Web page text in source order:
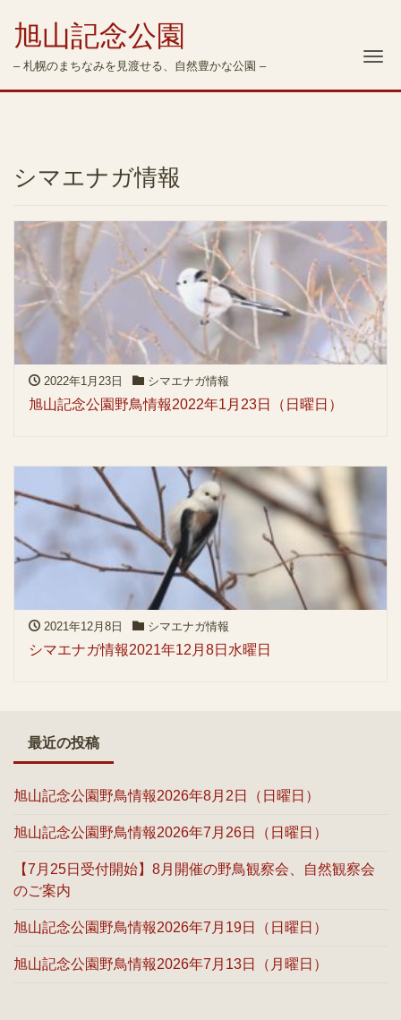
旭山記念公園
– 札幌のまちなみを見渡せる、自然豊かな公園 –
シマエナガ情報
2022年1月23日 シマエナガ情報
旭山記念公園野鳥情報2022年1月23日（日曜日）
2021年12月8日 シマエナガ情報
シマエナガ情報2021年12月8日水曜日
最近の投稿
旭山記念公園野鳥情報2026年8月2日（日曜日）
旭山記念公園野鳥情報2026年7月26日（日曜日）
【7月25日受付開始】8月開催の野鳥観察会、自然観察会
のご案内
旭山記念公園野鳥情報2026年7月19日（日曜日）
旭山記念公園野鳥情報2026年7月13日（月曜日）